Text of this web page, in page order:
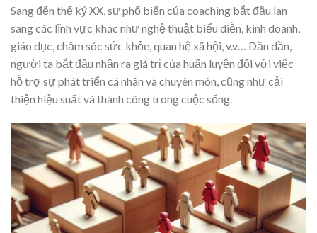
Sang đến thế kỷ XX, sự phổ biến của coaching bắt đầu lan
sang các lĩnh vực khác như nghệ thuật biểu diễn, kinh doanh,
giáo dục, chăm sóc sức khỏe, quan hệ xã hội, v.v… Dần dần,
người ta bắt đầu nhận ra giá trị của huấn luyện đối với việc
hỗ trợ sự phát triển cá nhân và chuyên môn, cũng như cải
thiện hiệu suất và thành công trong cuộc sống.